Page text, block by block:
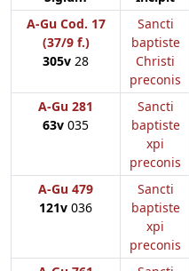
A-Gu Cod. 17
(37/9 f.)
305v 28
Sancti
baptiste
Christi
preconis
A-Gu 281
63v 035
Sancti
baptiste
xpi
preconis
A-Gu 479
121v 036
Sancti
baptiste
xpi
preconis